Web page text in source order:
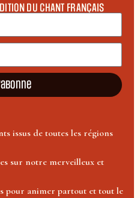
DU CHANT FRANÇAIS
issus de toutes les régions
sur notre merveilleux et
pour animer partout et tout le